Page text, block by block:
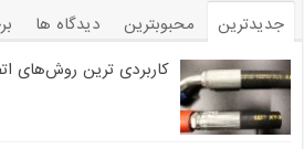
جدیدترین محبوبترین دیدگاه ها
کاربردی ترین روش‌های